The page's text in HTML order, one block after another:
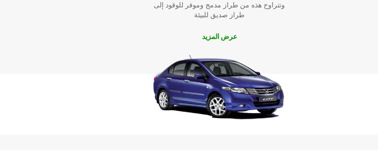
وتتراوح هذه من طراز مدمج وموفر للوقود إلى
طراز صديق للبيئة
عرض المزيد